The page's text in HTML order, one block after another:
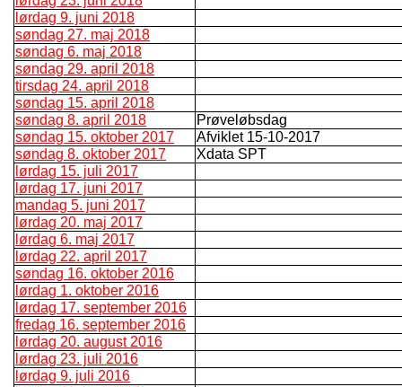
lørdag 9. juni 2018
søndag 27. maj 2018
søndag 6. maj 2018
søndag 29. april 2018
tirsdag 24. april 2018
søndag 15. april 2018
søndag 8. april 2018
Prøveløbsdag
søndag 15. oktober 2017
Afviklet 15-10-2017
søndag 8. oktober 2017
Xdata SPT
lørdag 15. juli 2017
lørdag 17. juni 2017
mandag 5. juni 2017
lørdag 20. maj 2017
lørdag 6. maj 2017
lørdag 22. april 2017
søndag 16. oktober 2016
lørdag 1. oktober 2016
lørdag 17. september 2016
fredag 16. september 2016
lørdag 20. august 2016
lørdag 23. juli 2016
lørdag 9. juli 2016